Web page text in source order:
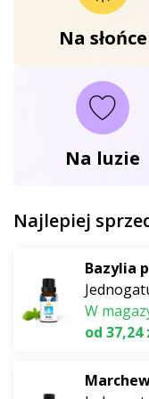
W podróży
także poza
Przygotuj sięna
piesza wycieczka,
działce.
zawsze warto
pomocników,
dyfuzory
Wystarczy dodać
zgodnie z
wnętrze
koncentrację
Na słońce
Na luzie
Najlepiej
Bazylia
W
od 37,24